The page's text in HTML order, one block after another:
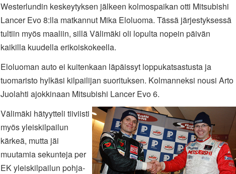
Westerlundin keskeytyksen jälkeen kolmospaikan otti Mitsubishi
Lancer Evo 8:lla matkannut Mika Eloluoma. Tässä järjestyksessä
tultiin myös maaliin, sillä Välimäki oli lopulta nopein päivän
kaikilla kuudella erikoiskokeella.
Eloluoman auto ei kuitenkaan läpäissyt loppukatsastusta ja
tuomaristo hylkäsi kilpailijan suorituksen. Kolmanneksi nousi Arto
Juolahti ajokkinaan Mitsubishi Lancer Evo 6.
Välimäki hätyytteli tiiviisti
myös yleiskilpailun
kärkeä, mutta jäi
muutamia sekunteja per
EK yleiskilpailun pohja-